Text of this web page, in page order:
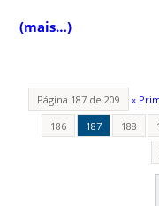
(mais…)
Página 187 de 209 «
186
187 188